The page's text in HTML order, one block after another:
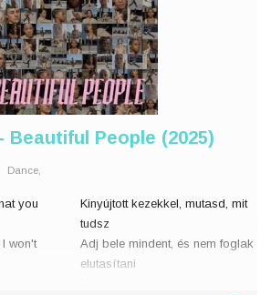
Beautiful People (2025)
Dance,
you
won't
Kinyújtott kezekkel, mutasd, mit
tudsz
Adj bele mindent, és nem foglak
elutasítani